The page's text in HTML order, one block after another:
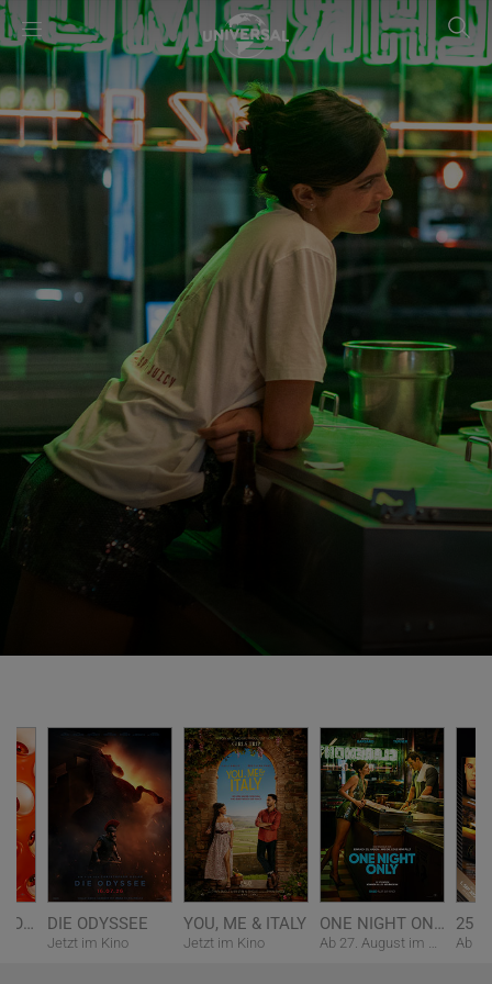
MINIONS & MONSTER DIE ODYSSEE
Jetzt im Kino
YOU, ME & ITALY
Jetzt im Kino
ONE NIGHT ONLY
Ab 27. August im Kino